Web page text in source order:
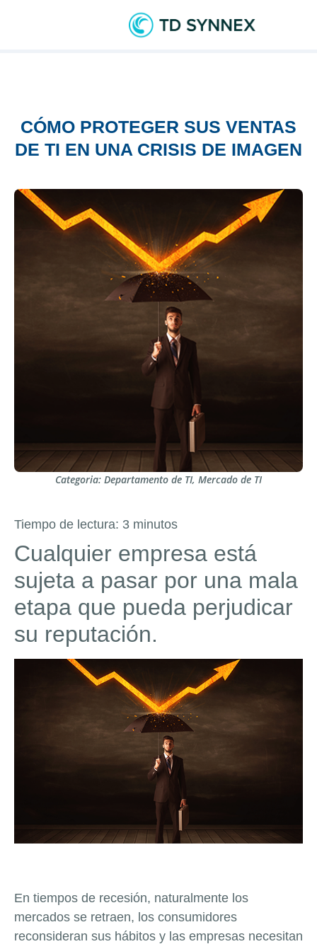
CÓMO PROTEGER SUS VENTAS
DE TI EN UNA CRISIS DE IMAGEN
Categoria: Departamento de TI, Mercado de TI
Tiempo de lectura: 3 minutos
Cualquier empresa está
sujeta a pasar por una mala
etapa que pueda perjudicar
su reputación.
En tiempos de recesión, naturalmente los
mercados se retraen, los consumidores
reconsideran sus hábitos y las empresas necesitan